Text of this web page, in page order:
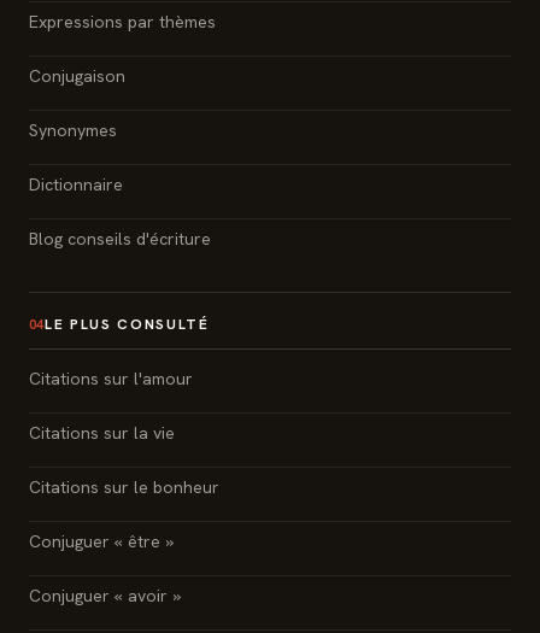
Expressions par thèmes
Conjugaison
Synonymes
Dictionnaire
Blog conseils d'écriture
04LE PLUS CONSULTÉ
Citations sur l'amour
Citations sur la vie
Citations sur le bonheur
Conjuguer « être »
Conjuguer « avoir »